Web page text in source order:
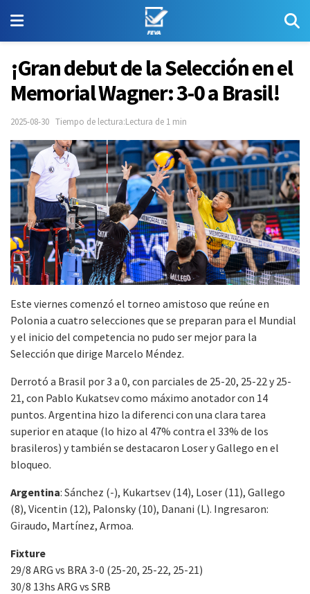
¡Gran debut de la Selección en el
Memorial Wagner: 3-0 a Brasil!
2025-08-30 Tiempo de lectura:Lectura de 1 min
Este viernes comenzó el torneo amistoso que reúne en
Polonia a cuatro selecciones que se preparan para el Mundial
y el inicio del competencia no pudo ser mejor para la
Selección que dirige Marcelo Méndez.
Derrotó a Brasil por 3 a 0, con parciales de 25-20, 25-22 y 25-
21, con Pablo Kukatsev como máximo anotador con 14
puntos. Argentina hizo la diferenci con una clara tarea
superior en ataque (lo hizo al 47% contra el 33% de los
brasileros) y también se destacaron Loser y Gallego en el
bloqueo.
Argentina: Sánchez (-), Kukartsev (14), Loser (11), Gallego
(8), Vicentin (12), Palonsky (10), Danani (L). Ingresaron:
Giraudo, Martínez, Armoa.
Fixture
29/8 ARG vs BRA 3-0 (25-20, 25-22, 25-21)
30/8 13hs ARG vs SRB